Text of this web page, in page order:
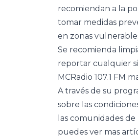
recomiendan a la
tomar medidas
en zonas
Se recomienda
reportar cualquier
MCRadio 107.1 FM
A través de su
sobre las
las comunidades de
puedes ver mas